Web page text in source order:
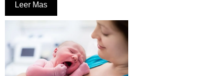
Leer Mas